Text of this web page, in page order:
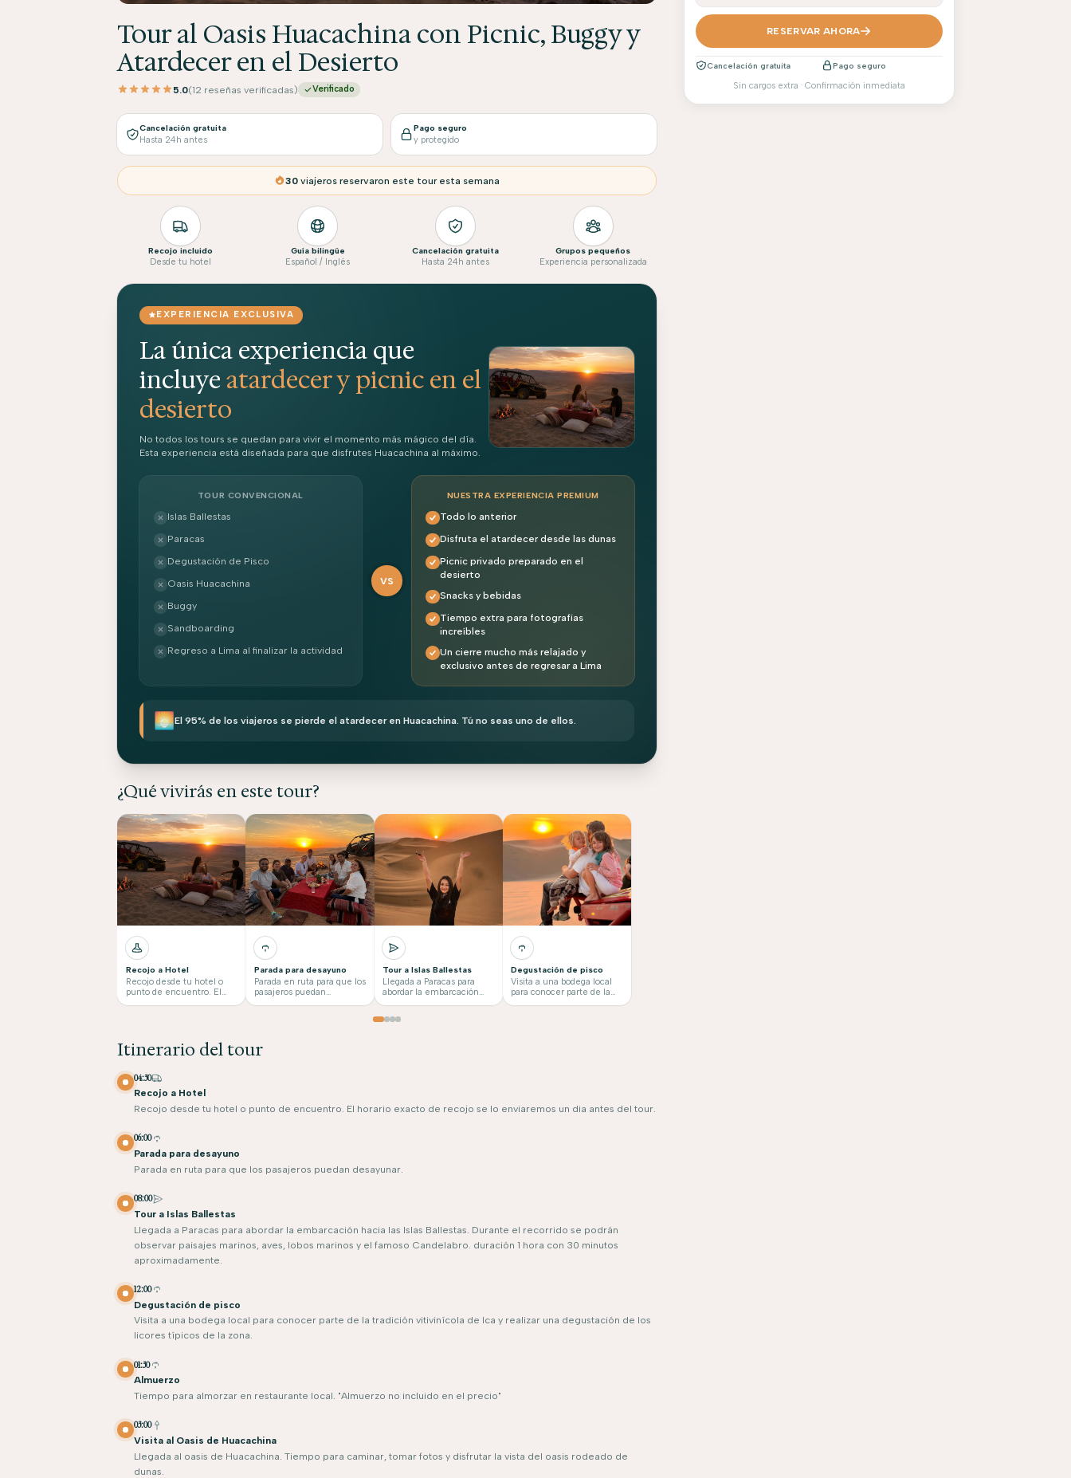
Tour al Oasis Huacachina con Picnic, Buggy y
Atardecer en el Desierto
5.0(12 reseñas verificadas) Verificado
Cancelación gratuita
Hasta 24h antes
Pago seguro
y protegido
30viajeros reservaron este tour esta semana
Recojo incluido
Desde tu hotel
Guía bilingüe
Español / Inglés
Cancelación gratuita
Hasta 24h antes
Grupos pequeños
Experiencia personalizada
EXPERIENCIA EXCLUSIVA
La única experiencia que
incluyeatardecer y picnic en el
desierto
No todos los tours se quedan para vivir el momento más mágico del día.
Esta experiencia está diseñada para que disfrutes Huacachina al máximo.
TOUR CONVENCIONAL
Islas Ballestas
Paracas
Degustación de Pisco
Oasis Huacachina
Buggy
Sandboarding
Regreso a Lima al finalizar la actividad
VS
NUESTRA EXPERIENCIA PREMIUM
Todo lo anterior
Disfruta el atardecer desde las dunas
Picnic privado preparado en el
desierto
Snacks y bebidas
Tiempo extra para fotografías
increíbles
Un cierre mucho más relajado y
exclusivo antes de regresar a Lima
🌅El 95% de los viajeros se pierde el atardecer en Huacachina. Tú no seas uno de ellos.
¿Qué vivirás en este tour?
Recojo a Hotel
Recojo desde tu hotel o
punto de encuentro. El
Parada para desayuno
Parada en ruta para que los
pasajeros puedan
Tour a Islas Ballestas
Llegada a Paracas para
abordar la embarcación
podrán observar paisajes
Degustación de pisco
Visita a una bodega local
para conocer parte de la
Itinerario del tour
04:30
Recojo a Hotel
Recojo desde tu hotel o punto de encuentro. El horario exacto de recojo se lo enviaremos un dia antes del tour.
06:00
Parada para desayuno
Parada en ruta para que los pasajeros puedan desayunar.
08:00
Tour a Islas Ballestas
Llegada a Paracas para abordar la embarcación hacia las Islas Ballestas. Durante el recorrido se podrán
observar paisajes marinos, aves, lobos marinos y el famoso Candelabro. duración 1 hora con 30 minutos
aproximadamente.
12:00
Degustación de pisco
Visita a una bodega local para conocer parte de la tradición vitivinícola de Ica y realizar una degustación de los
licores típicos de la zona.
01:30
Almuerzo
Tiempo para almorzar en restaurante local. "Almuerzo no incluido en el precio"
03:00
Visita al Oasis de Huacachina
Llegada al oasis de Huacachina. Tiempo para caminar, tomar fotos y disfrutar la vista del oasis rodeado de
dunas.
RESERVAR AHORA
Cancelación gratuita
Pago seguro
Sin cargos extra · Confirmación inmediata